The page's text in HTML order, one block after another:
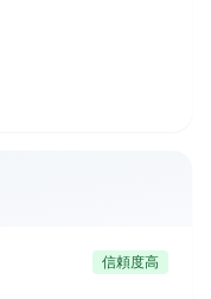
信頼度高